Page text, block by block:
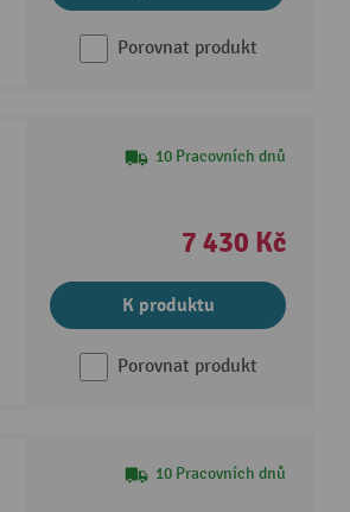
Porovnat produkt
10 Pracovních dnů
7 430 Kč
K produktu
Porovnat produkt
10 Pracovních dnů